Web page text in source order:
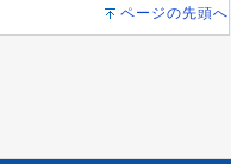
ページの先頭へ